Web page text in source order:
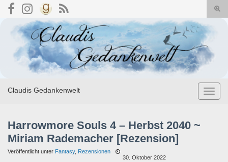
Search for:
Claudis Gedankenwelt
Harrowmore Souls 4 – Herbst 2040 ~
Miriam Rademacher [Rezension]
Veröffentlicht unter Fantasy, Rezensionen
30. Oktober 2022